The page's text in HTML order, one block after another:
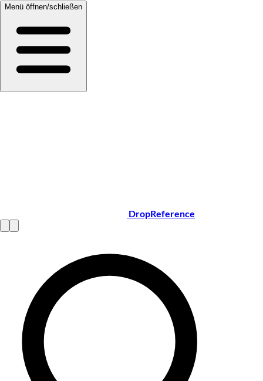
Menü öffnen/schließen
DropReference